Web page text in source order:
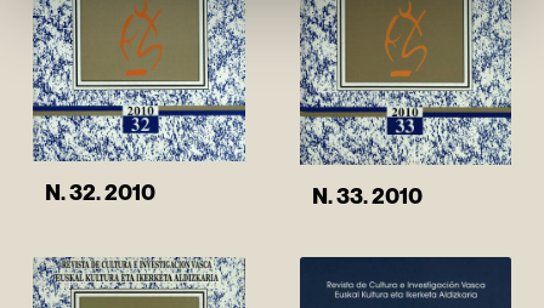
N. 32. 2010 N. 33. 2010